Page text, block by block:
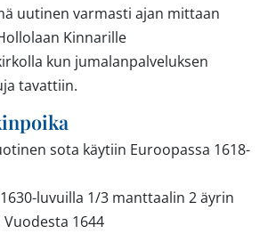
uutinen varmasti ajan mittaan
Kinnarille
kun jumalanpalveluksen
tavattiin.
sota käytiin Euroopassa 1618-
luvuilla 1/3 manttaalin 2 äyrin
1644